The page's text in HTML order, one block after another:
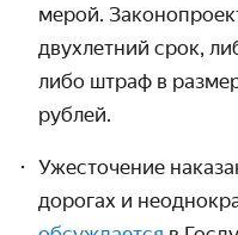
мерой.
двухлетний срок,
либо штраф в
рублей.
Ужесточение
дорогах и